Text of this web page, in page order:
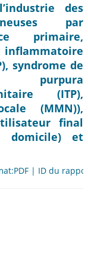
des
par
primaire,
syndrome de
purpura
(ITP),
(MMN)),
final
domicile) et
| ID du